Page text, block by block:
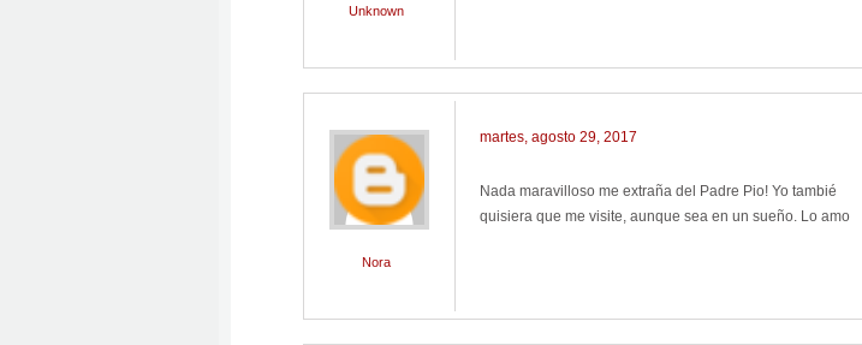
Unknown
Nora
martes, agosto 29, 2017
Nada maravilloso me extraña del Padre Pio! Yo tambié
quisiera que me visite, aunque sea en un sueño. Lo amo